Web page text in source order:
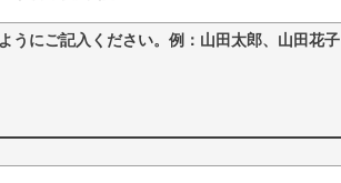
うにご記入ください。例：山田太郎、山田花子